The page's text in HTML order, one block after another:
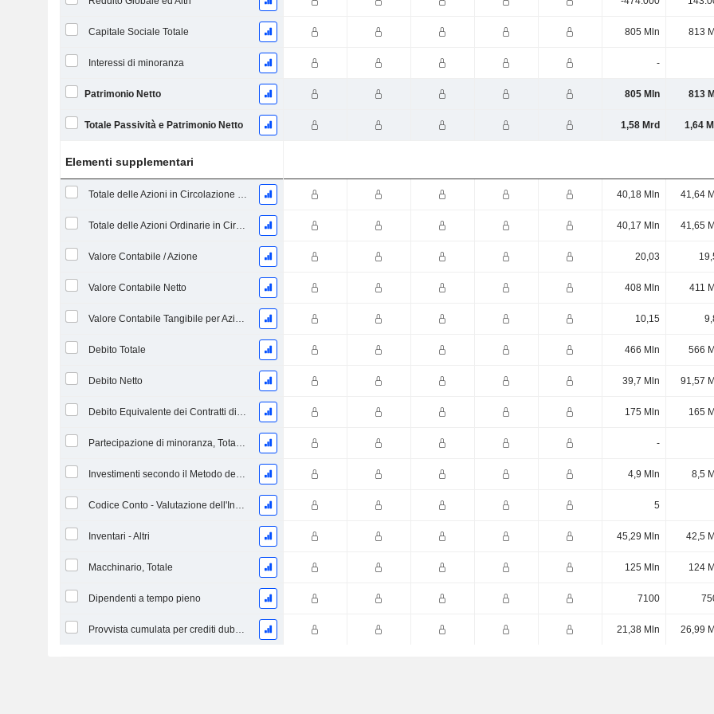
Capitale Sociale Totale 805 Mln 813
Interessi di minoranza -
Patrimonio Netto 805 Mln 813
Totale Passività e Patrimonio Netto 1,58 Mrd 1,64
Elementi supplementari
Totale delle Azioni in Circolazione alla Data di Deposito 40,18 Mln 41,64
Totale delle Azioni Ordinarie in Circolazione 40,17 Mln 41,65
Valore Contabile / Azione 20,03
Valore Contabile Netto 408 Mln 411
Valore Contabile Tangibile per Azione 10,15
Debito Totale 466 Mln 566
Debito Netto 39,7 Mln 91,57
Debito Equivalente dei Contratti di Locazione Operativi 175 Mln 165
Partecipazione di minoranza, Totale (Incl. Div. Fin) -
Investimenti secondo il Metodo del Patrimonio Netto, Totale 4,9 Mln 8,5
Codice Conto - Valutazione dell'Inventario 5
Inventari - Altri 45,29 Mln 42,5
Macchinario, Totale 125 Mln 124
Dipendenti a tempo pieno 7100
Provvista cumulata per crediti dubbi (Supplemento) 21,38 Mln 26,99